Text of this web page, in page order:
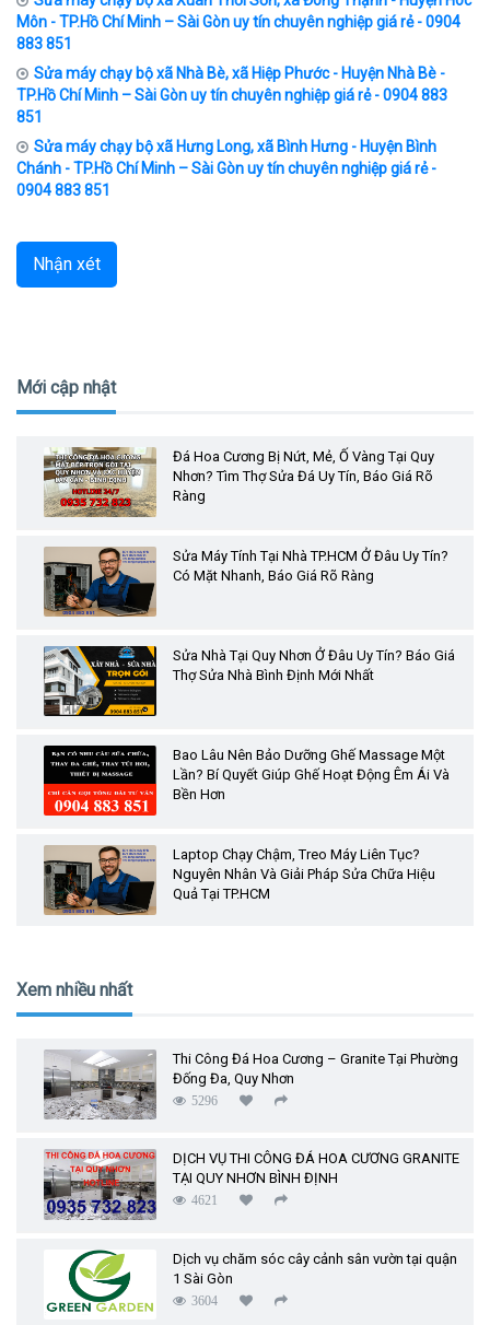
Môn - TP.Hồ Chí Minh – Sài Gòn uy tín chuyên nghiệp giá rẻ - 0904
883 851
Sửa máy chạy bộ xã Nhà Bè, xã Hiệp Phước - Huyện Nhà Bè -
TP.Hồ Chí Minh – Sài Gòn uy tín chuyên nghiệp giá rẻ - 0904 883
851
Sửa máy chạy bộ xã Hưng Long, xã Bình Hưng - Huyện Bình
Chánh - TP.Hồ Chí Minh – Sài Gòn uy tín chuyên nghiệp giá rẻ -
0904 883 851
Nhận xét
Mới cập nhật
Đá Hoa Cương Bị Nứt, Mẻ, Ố Vàng Tại Quy
Nhơn? Tìm Thợ Sửa Đá Uy Tín, Báo Giá Rõ
Ràng
Sửa Máy Tính Tại Nhà TP.HCM Ở Đâu Uy Tín?
Có Mặt Nhanh, Báo Giá Rõ Ràng
Sửa Nhà Tại Quy Nhơn Ở Đâu Uy Tín? Báo Giá
Thợ Sửa Nhà Bình Định Mới Nhất
Bao Lâu Nên Bảo Dưỡng Ghế Massage Một
Lần? Bí Quyết Giúp Ghế Hoạt Động Êm Ái Và
Bền Hơn
Laptop Chạy Chậm, Treo Máy Liên Tục?
Nguyên Nhân Và Giải Pháp Sửa Chữa Hiệu
Quả Tại TP.HCM
Xem nhiều nhất
Thi Công Đá Hoa Cương – Granite Tại Phường
Đống Đa, Quy Nhơn
5296
DỊCH VỤ THI CÔNG ĐÁ HOA CƯƠNG GRANITE
TẠI QUY NHƠN BÌNH ĐỊNH
4621
Dịch vụ chăm sóc cây cảnh sân vườn tại quận
1 Sài Gòn
3604